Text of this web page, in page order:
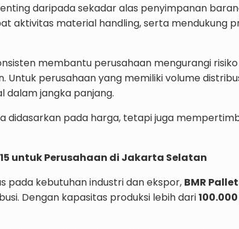
daripada sekadar alas penyimpanan
aktivitas material handling, serta mendukung
membantu perusahaan mengurangi
Untuk perusahaan yang memiliki volume
dalam jangka panjang.
didasarkan pada harga, tetapi juga
untuk Perusahaan di Jakarta Selatan
pada kebutuhan industri dan ekspor, BMR
Dengan kapasitas produksi lebih dari